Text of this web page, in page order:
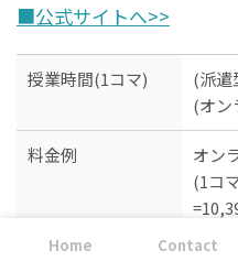
■公式サイトへ>>
授業時間(1コマ)
(派遣
(オン
料金例
オン
(1コ
入会金 0円
Home Contact